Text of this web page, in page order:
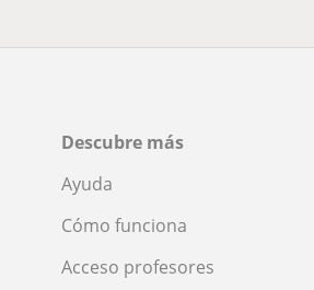
Descubre más
Ayuda
Cómo funciona
Acceso profesores